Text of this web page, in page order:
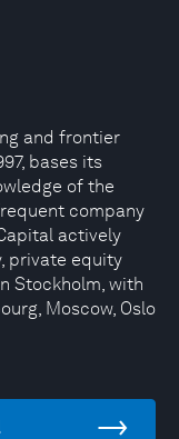
and frontier
bases its
of the
company
actively
private equity
Stockholm, with
Moscow, Oslo